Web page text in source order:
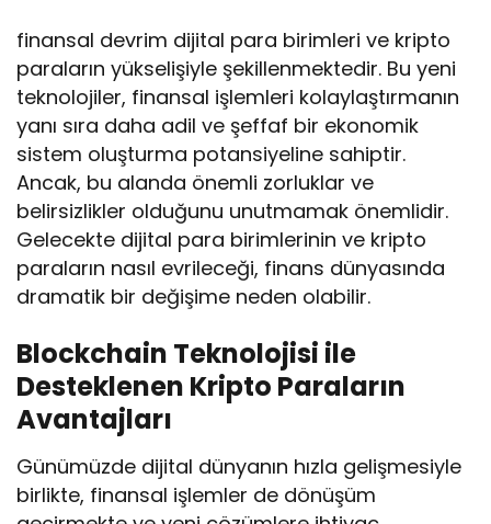
finansal devrim dijital para birimleri ve kripto
paraların yükselişiyle şekillenmektedir. Bu yeni
teknolojiler, finansal işlemleri kolaylaştırmanın
yanı sıra daha adil ve şeffaf bir ekonomik
sistem oluşturma potansiyeline sahiptir.
Ancak, bu alanda önemli zorluklar ve
belirsizlikler olduğunu unutmamak önemlidir.
Gelecekte dijital para birimlerinin ve kripto
paraların nasıl evrileceği, finans dünyasında
dramatik bir değişime neden olabilir.
Blockchain Teknolojisi ile
Desteklenen Kripto Paraların
Avantajları
Günümüzde dijital dünyanın hızla gelişmesiyle
birlikte, finansal işlemler de dönüşüm